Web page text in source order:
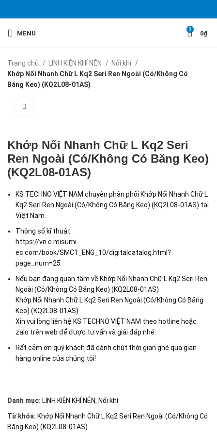
MENU
0
0₫
Trang chủ LINH KIỆN KHÍ NÉN
Nối khí
Khớp Nối Nhanh Chữ L Kq2 Seri Ren Ngoài (Có/Không Có
Băng Keo) (KQ2L08-01AS)
Khớp Nối Nhanh Chữ L Kq2 Seri
Ren Ngoài (Có/Không Có Băng Keo)
(KQ2L08-01AS)
KS TECHNO VIỆT NAM chuyên phân phối Khớp Nối Nhanh Chữ L
Kq2 Seri Ren Ngoài (Có/Không Có Băng Keo) (KQ2L08-01AS) tại
Việt Nam.
Thông số kĩ thuật:
https://vn.c.misumi-
ec.com/book/SMC1_ENG_10/digitalcatalog.html?
page_num=25
Nếu bạn đang quan tâm về Khớp Nối Nhanh Chữ L Kq2 Seri Ren
Ngoài (Có/Không Có Băng Keo) (KQ2L08-01AS)
Khớp Nối Nhanh Chữ L Kq2 Seri Ren Ngoài (Có/Không Có Băng
Keo) (KQ2L08-01AS)
Xin vui lòng liên hệ KS TECHNO VIỆT NAM theo hotline hoặc
zalo trên web để được tư vấn và giải đáp nhé.
Rất cảm ơn quý khách đã dành chút thời gian ghé qua gian
hàng online của chúng tôi!
Danh mục: LINH KIỆN KHÍ NÉN, Nối khí
Từ khóa: Khớp Nối Nhanh Chữ L Kq2 Seri Ren Ngoài (Có/Không Có
Băng Keo) (KQ2L08-01AS)